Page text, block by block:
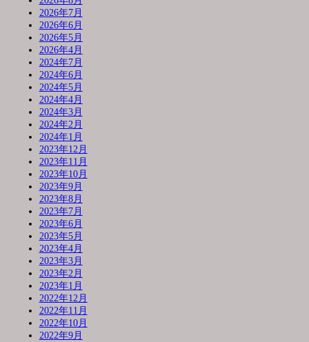
2026年7月
2026年6月
2026年5月
2026年4月
2024年7月
2024年6月
2024年5月
2024年4月
2024年3月
2024年2月
2024年1月
2023年12月
2023年11月
2023年10月
2023年9月
2023年8月
2023年7月
2023年6月
2023年5月
2023年4月
2023年3月
2023年2月
2023年1月
2022年12月
2022年11月
2022年10月
2022年9月